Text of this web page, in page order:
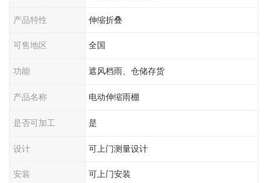
产品特性 伸缩折叠
可售地区 全国
功能 遮风档雨、仓储存货
产品名称 电动伸缩雨棚
是否可加工 是
设计 可上门测量设计
安装 可上门安装